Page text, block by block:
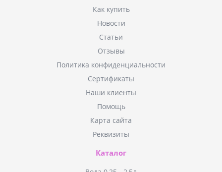
Как купить
Новости
Статьи
Отзывы
Политика конфиденциальности
Сертификаты
Наши клиенты
Помощь
Карта сайта
Реквизиты
Каталог